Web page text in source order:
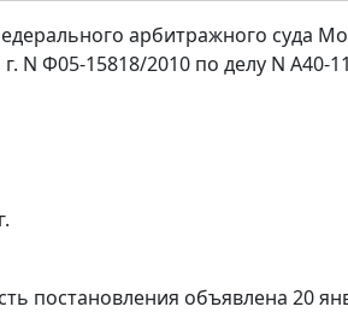
арбитражного суда
N Ф05-15818/2010 по делу N А40-
постановления объявлена 20